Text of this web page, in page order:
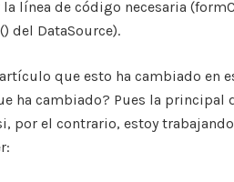
línea de código necesaria
del DataSource).
que esto ha cambiado en
ha cambiado? Pues la
por el contrario, estoy